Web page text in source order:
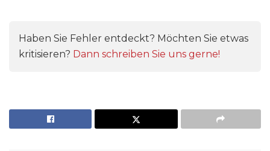
Haben Sie Fehler entdeckt? Möchten Sie etwas
kritisieren? Dann schreiben Sie uns gerne!